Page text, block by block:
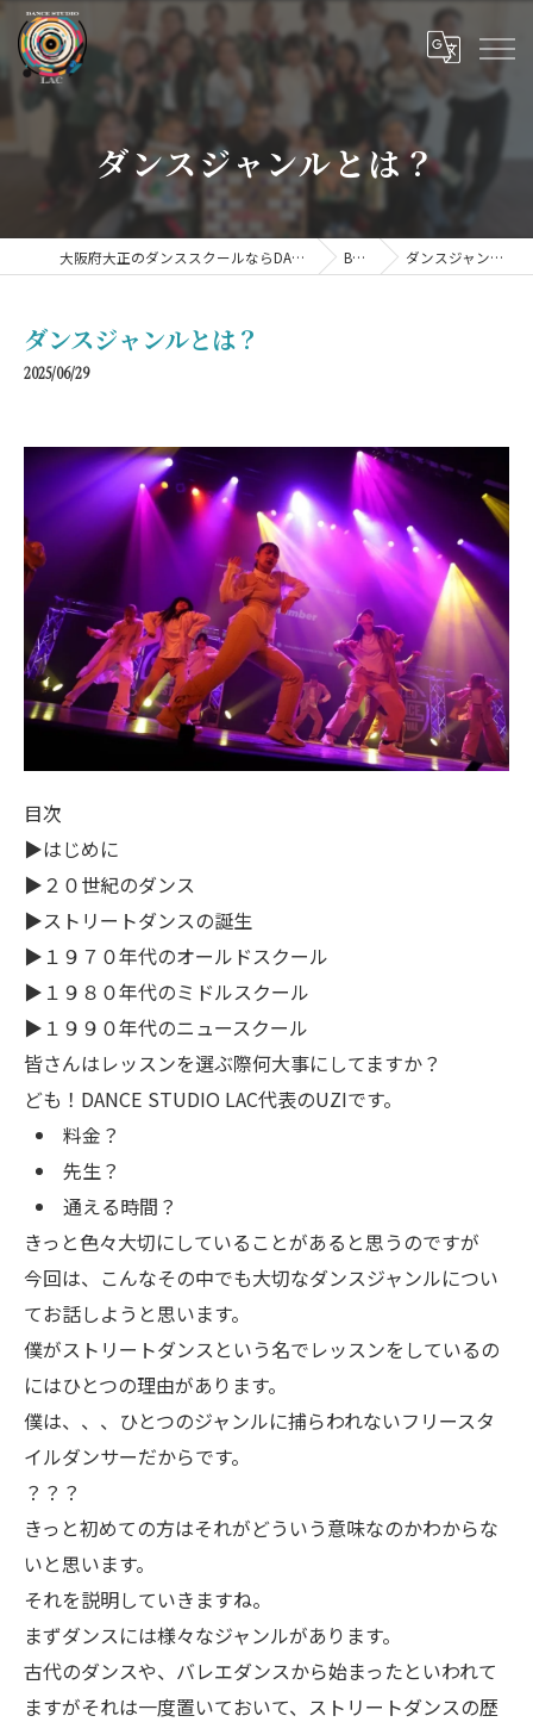
ダンスジャンルとは？
大阪府大正のダンススクールならDANCE STUDIO LAC BLOG ダンスジャンルとは？
ダンスジャンルとは？
2025/06/29
目次
▶はじめに
▶２０世紀のダンス
▶ストリートダンスの誕生
▶１９７０年代のオールドスクール
▶１９８０年代のミドルスクール
▶１９９０年代のニュースクール
皆さんはレッスンを選ぶ際何大事にしてますか？
ども！DANCE STUDIO LAC代表のUZIです。
料金？
先生？
通える時間？
きっと色々大切にしていることがあると思うのですが
今回は、こんなその中でも大切なダンスジャンルについ
てお話しようと思います。
僕がストリートダンスという名でレッスンをしているの
にはひとつの理由があります。
僕は、、、ひとつのジャンルに捕らわれないフリースタ
イルダンサーだからです。
？？？
きっと初めての方はそれがどういう意味なのかわからな
いと思います。
それを説明していきますね。
まずダンスには様々なジャンルがあります。
古代のダンスや、バレエダンスから始まったといわれて
ますがそれは一度置いておいて、ストリートダンスの歴